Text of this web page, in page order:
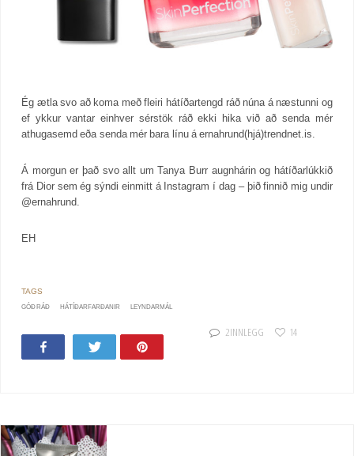
Ég ætla svo að koma með fleiri hátíðartengd ráð núna á næstunni og
ef ykkur vantar einhver sérstök ráð ekki hika við að senda mér
athugasemd eða senda mér bara línu á ernahrund(hjá)trendnet.is.
Á morgun er það svo allt um Tanya Burr augnhárin og hátíðarlúkkið
frá Dior sem ég sýndi einmitt á Instagram í dag – þið finnið mig undir
@ernahrund.
EH
GÓÐ RÁÐ HÁTÍÐARFARÐANIR LEYNDARMÁL
Tweet
2 INNLEGG 14